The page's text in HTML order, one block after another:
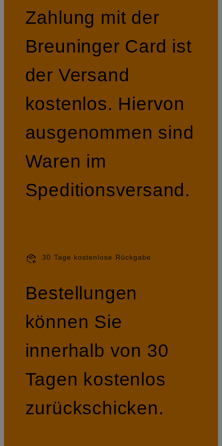
Zahlung mit der
Breuninger Card ist
der Versand
kostenlos. Hiervon
ausgenommen sind
Waren im
Speditionsversand.
30 Tage kostenlose Rückgabe
Bestellungen
können Sie
innerhalb von 30
Tagen kostenlos
zurückschicken.